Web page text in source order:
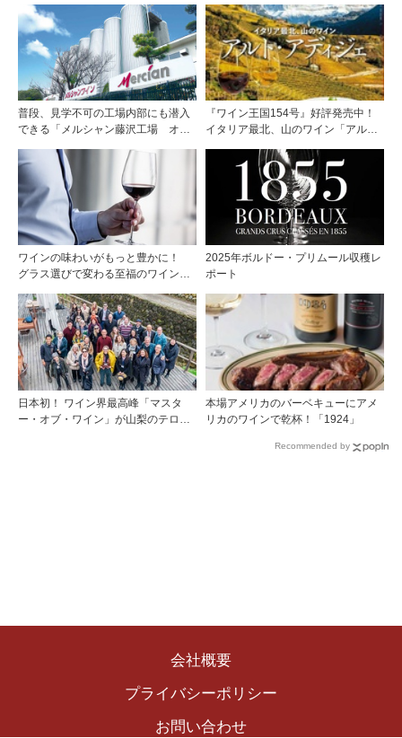
畑）”シリーズ！
普段、見学不可の工場内部にも潜入
できる「メルシャン藤沢工場 オン
『ワイン王国154号』好評発売中！
イタリア最北、山のワイン「アル
エが偏愛するシャンパーニュ」第二
特集「この夏の主役！ ナチュラルな
ロゼワイン」
ワインの味わいがもっと豊かに！
グラス選びで変わる至福のワイン時
2025年ボルドー・プリムール収穫レ
ポート
日本初！ ワイン界最高峰「マスタ
ー・オブ・ワイン」が山梨のテロワ
本場アメリカのバーベキューにアメ
リカのワインで乾杯！「1924」
Recommended by
会社概要
プライバシーポリシー
お問い合わせ